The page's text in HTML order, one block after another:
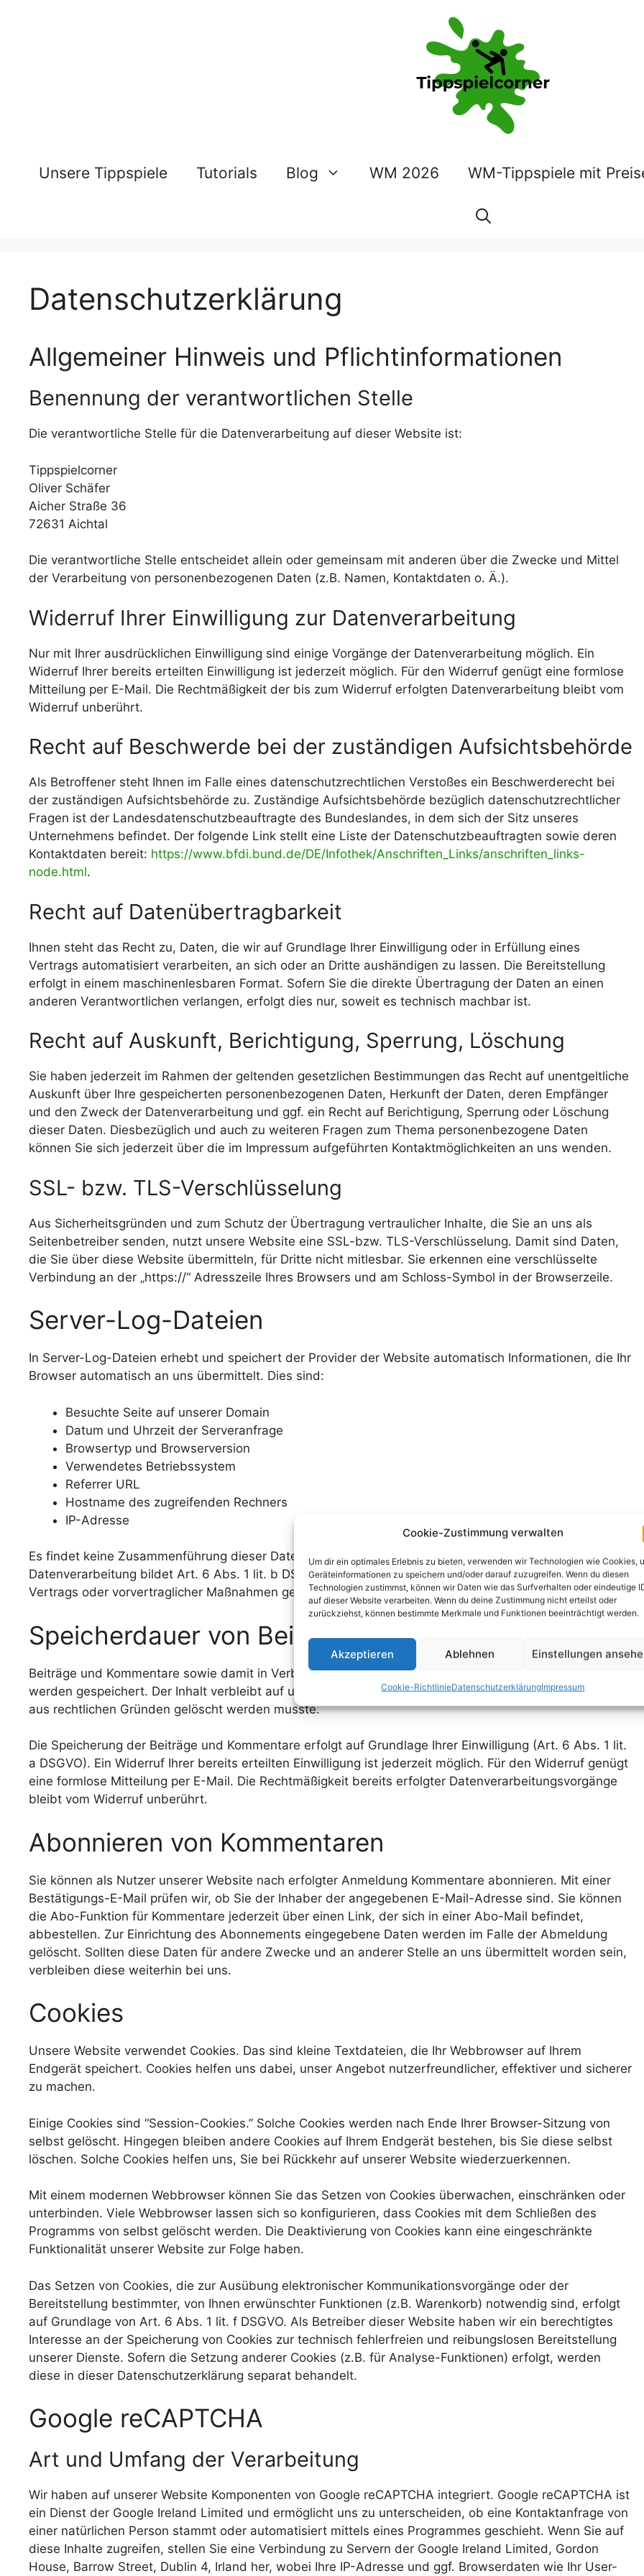
Cookie-Zustimmung verwalten
Um dir ein optimales Erlebnis zu bieten, verwenden wir Technologien wie Cookies,
Geräteinformationen zu speichern und/oder darauf zuzugreifen. Wenn du diesen
Technologien zustimmst, können wir Daten wie das Surfverhalten oder eindeutige
auf dieser Website verarbeiten. Wenn du deine Zustimmung nicht erteilst oder
zurückziehst, können bestimmte Merkmale und Funktionen beeinträchtigt werden.
Akzeptieren Ablehnen Einstellungen
Cookie-RichtlinieDatenschutzerklärungImpressum
Unsere Tippspiele Tutorials Blog WM 2026 WM-Tippspiele mit
Datenschutzerklärung
Allgemeiner Hinweis und Pflichtinformationen
Benennung der verantwortlichen Stelle
Die verantwortliche Stelle für die Datenverarbeitung auf dieser Website ist:
Tippspielcorner
Oliver Schäfer
Aicher Straße 36
72631 Aichtal
Die verantwortliche Stelle entscheidet allein oder gemeinsam mit anderen über die Zwecke und Mittel
der Verarbeitung von personenbezogenen Daten (z.B. Namen, Kontaktdaten o. Ä.).
Widerruf Ihrer Einwilligung zur Datenverarbeitung
Nur mit Ihrer ausdrücklichen Einwilligung sind einige Vorgänge der Datenverarbeitung möglich. Ein
Widerruf Ihrer bereits erteilten Einwilligung ist jederzeit möglich. Für den Widerruf genügt eine formlose
Mitteilung per E-Mail. Die Rechtmäßigkeit der bis zum Widerruf erfolgten Datenverarbeitung bleibt vom
Widerruf unberührt.
Recht auf Beschwerde bei der zuständigen Aufsichtsbehörde
Als Betroffener steht Ihnen im Falle eines datenschutzrechtlichen Verstoßes ein Beschwerderecht bei
der zuständigen Aufsichtsbehörde zu. Zuständige Aufsichtsbehörde bezüglich datenschutzrechtlicher
Fragen ist der Landesdatenschutzbeauftragte des Bundeslandes, in dem sich der Sitz unseres
Unternehmens befindet. Der folgende Link stellt eine Liste der Datenschutzbeauftragten sowie deren
Kontaktdaten bereit: https://www.bfdi.bund.de/DE/Infothek/Anschriften_Links/anschriften_links-
node.html.
Recht auf Datenübertragbarkeit
Ihnen steht das Recht zu, Daten, die wir auf Grundlage Ihrer Einwilligung oder in Erfüllung eines
Vertrags automatisiert verarbeiten, an sich oder an Dritte aushändigen zu lassen. Die Bereitstellung
erfolgt in einem maschinenlesbaren Format. Sofern Sie die direkte Übertragung der Daten an einen
anderen Verantwortlichen verlangen, erfolgt dies nur, soweit es technisch machbar ist.
Recht auf Auskunft, Berichtigung, Sperrung, Löschung
Sie haben jederzeit im Rahmen der geltenden gesetzlichen Bestimmungen das Recht auf unentgeltliche
Auskunft über Ihre gespeicherten personenbezogenen Daten, Herkunft der Daten, deren Empfänger
und den Zweck der Datenverarbeitung und ggf. ein Recht auf Berichtigung, Sperrung oder Löschung
dieser Daten. Diesbezüglich und auch zu weiteren Fragen zum Thema personenbezogene Daten
können Sie sich jederzeit über die im Impressum aufgeführten Kontaktmöglichkeiten an uns wenden.
SSL- bzw. TLS-Verschlüsselung
Aus Sicherheitsgründen und zum Schutz der Übertragung vertraulicher Inhalte, die Sie an uns als
Seitenbetreiber senden, nutzt unsere Website eine SSL-bzw. TLS-Verschlüsselung. Damit sind Daten,
die Sie über diese Website übermitteln, für Dritte nicht mitlesbar. Sie erkennen eine verschlüsselte
Verbindung an der „https://“ Adresszeile Ihres Browsers und am Schloss-Symbol in der Browserzeile.
Server-Log-Dateien
In Server-Log-Dateien erhebt und speichert der Provider der Website automatisch Informationen, die Ihr
Browser automatisch an uns übermittelt. Dies sind:
Besuchte Seite auf unserer Domain
Datum und Uhrzeit der Serveranfrage
Browsertyp und Browserversion
Verwendetes Betriebssystem
Referrer URL
Hostname des zugreifenden Rechners
IP-Adresse
Es findet keine Zusammenführung dieser Daten mit anderen Datenquellen statt. Grundlage der
Datenverarbeitung bildet Art. 6 Abs. 1 lit. b DSGVO, der die Verarbeitung von Daten zur Erfüllung eines
Vertrags oder vorvertraglicher Maßnahmen gestattet.
Speicherdauer von Beiträgen und Kommentaren
Beiträge und Kommentare sowie damit in Verbindung stehende Daten, wie beispielsweise IP-Adressen,
werden gespeichert. Der Inhalt verbleibt auf unserer Website, bis er vollständig gelöscht wurde oder
aus rechtlichen Gründen gelöscht werden musste.
Die Speicherung der Beiträge und Kommentare erfolgt auf Grundlage Ihrer Einwilligung (Art. 6 Abs. 1 lit.
a DSGVO). Ein Widerruf Ihrer bereits erteilten Einwilligung ist jederzeit möglich. Für den Widerruf genügt
eine formlose Mitteilung per E-Mail. Die Rechtmäßigkeit bereits erfolgter Datenverarbeitungsvorgänge
bleibt vom Widerruf unberührt.
Abonnieren von Kommentaren
Sie können als Nutzer unserer Website nach erfolgter Anmeldung Kommentare abonnieren. Mit einer
Bestätigungs-E-Mail prüfen wir, ob Sie der Inhaber der angegebenen E-Mail-Adresse sind. Sie können
die Abo-Funktion für Kommentare jederzeit über einen Link, der sich in einer Abo-Mail befindet,
abbestellen. Zur Einrichtung des Abonnements eingegebene Daten werden im Falle der Abmeldung
gelöscht. Sollten diese Daten für andere Zwecke und an anderer Stelle an uns übermittelt worden sein,
verbleiben diese weiterhin bei uns.
Cookies
Unsere Website verwendet Cookies. Das sind kleine Textdateien, die Ihr Webbrowser auf Ihrem
Endgerät speichert. Cookies helfen uns dabei, unser Angebot nutzerfreundlicher, effektiver und sicherer
zu machen.
Einige Cookies sind “Session-Cookies.” Solche Cookies werden nach Ende Ihrer Browser-Sitzung von
selbst gelöscht. Hingegen bleiben andere Cookies auf Ihrem Endgerät bestehen, bis Sie diese selbst
löschen. Solche Cookies helfen uns, Sie bei Rückkehr auf unserer Website wiederzuerkennen.
Mit einem modernen Webbrowser können Sie das Setzen von Cookies überwachen, einschränken oder
unterbinden. Viele Webbrowser lassen sich so konfigurieren, dass Cookies mit dem Schließen des
Programms von selbst gelöscht werden. Die Deaktivierung von Cookies kann eine eingeschränkte
Funktionalität unserer Website zur Folge haben.
Das Setzen von Cookies, die zur Ausübung elektronischer Kommunikationsvorgänge oder der
Bereitstellung bestimmter, von Ihnen erwünschter Funktionen (z.B. Warenkorb) notwendig sind, erfolgt
auf Grundlage von Art. 6 Abs. 1 lit. f DSGVO. Als Betreiber dieser Website haben wir ein berechtigtes
Interesse an der Speicherung von Cookies zur technisch fehlerfreien und reibungslosen Bereitstellung
unserer Dienste. Sofern die Setzung anderer Cookies (z.B. für Analyse-Funktionen) erfolgt, werden
diese in dieser Datenschutzerklärung separat behandelt.
Google reCAPTCHA
Art und Umfang der Verarbeitung
Wir haben auf unserer Website Komponenten von Google reCAPTCHA integriert. Google reCAPTCHA ist
ein Dienst der Google Ireland Limited und ermöglicht uns zu unterscheiden, ob eine Kontaktanfrage von
einer natürlichen Person stammt oder automatisiert mittels eines Programmes geschieht. Wenn Sie auf
diese Inhalte zugreifen, stellen Sie eine Verbindung zu Servern der Google Ireland Limited, Gordon
House, Barrow Street, Dublin 4, Irland her, wobei Ihre IP-Adresse und ggf. Browserdaten wie Ihr User-